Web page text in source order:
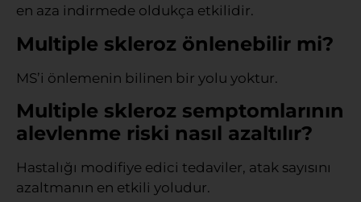
en aza indirmede oldukça etkilidir.
Multiple skleroz önlenebilir mi?
MS’i önlemenin bilinen bir yolu yoktur.
Multiple skleroz semptomlarının
alevlenme riski nasıl azaltılır?
Hastalığı modifiye edici tedaviler, atak sayısını
azaltmanın en etkili yoludur.